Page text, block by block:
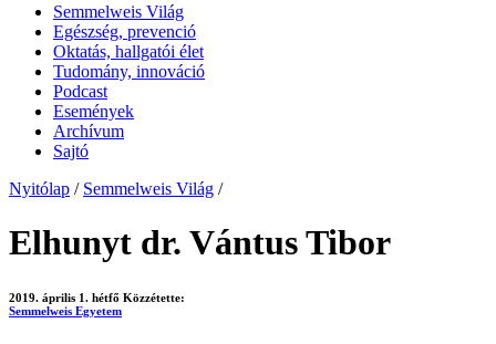
Semmelweis Világ
Egészség, prevenció
Oktatás, hallgatói élet
Tudomány, innováció
Podcast
Események
Archívum
Sajtó
Nyitólap / Semmelweis Világ /
Elhunyt dr. Vántus Tibor
2019. április 1. hétfő Közzétette:
Semmelweis Egyetem